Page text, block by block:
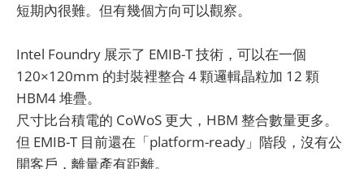
短期內很難。但有幾個方向可以觀察。
Intel Foundry 展示了 EMIB-T 技術，可以在一個
120×120mm 的封裝裡整合 4 顆邏輯晶粒加 12 顆
HBM4 堆疊。
尺寸比台積電的 CoWoS 更大，HBM 整合數量更多。
但 EMIB-T 目前還在「platform-ready」階段，沒有公
開客戶，離量產有距離。